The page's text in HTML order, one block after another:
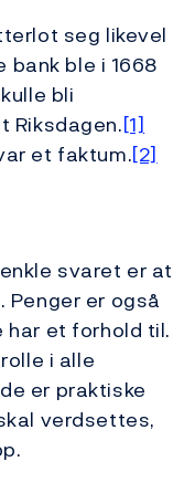
seg likevel
bank ble i 1668
bli
Riksdagen.[1]
et faktum.[2]
svaret er at
er også
har et forhold til.
i alle
er praktiske
verdsettes,